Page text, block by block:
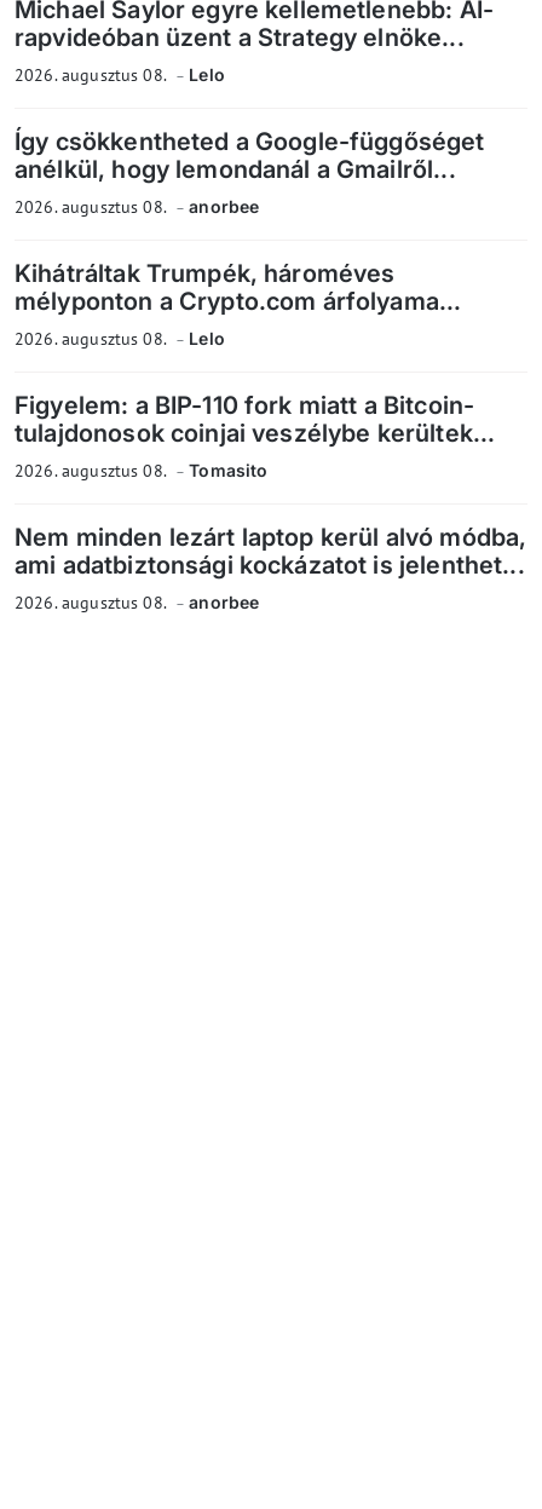
Michael Saylor egyre kellemetlenebb: AI-
rapvideóban üzent a Strategy elnöke...
2026. augusztus 08. Lelo
Így csökkentheted a Google-függőséget
anélkül, hogy lemondanál a Gmailről...
2026. augusztus 08. anorbee
Kihátráltak Trumpék, hároméves
mélyponton a Crypto.com árfolyama...
2026. augusztus 08. Lelo
Figyelem: a BIP-110 fork miatt a Bitcoin-
tulajdonosok coinjai veszélybe kerültek...
2026. augusztus 08. Tomasito
Nem minden lezárt laptop kerül alvó módba,
ami adatbiztonsági kockázatot is jelenthet...
2026. augusztus 08. anorbee